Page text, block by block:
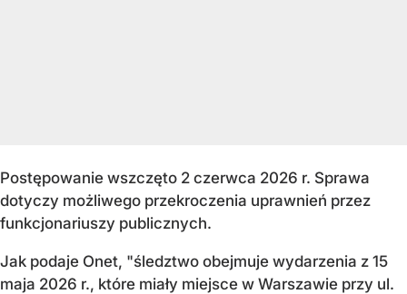
Postępowanie wszczęto 2 czerwca 2026 r. Sprawa
dotyczy możliwego przekroczenia uprawnień przez
funkcjonariuszy publicznych.
Jak podaje Onet, "śledztwo obejmuje wydarzenia z 15
maja 2026 r., które miały miejsce w Warszawie przy ul.